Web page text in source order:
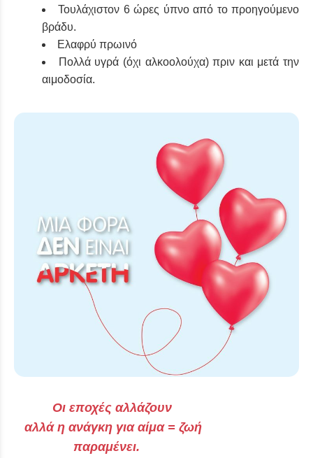
Τουλάχιστον 6 ώρες ύπνο από το προηγούμενο
βράδυ.
Ελαφρύ πρωινό
Πολλά υγρά (όχι αλκοολούχα) πριν και μετά την
αιμοδοσία.
Οι εποχές αλλάζουν
αλλά η ανάγκη για αίμα = ζωή
παραμένει.